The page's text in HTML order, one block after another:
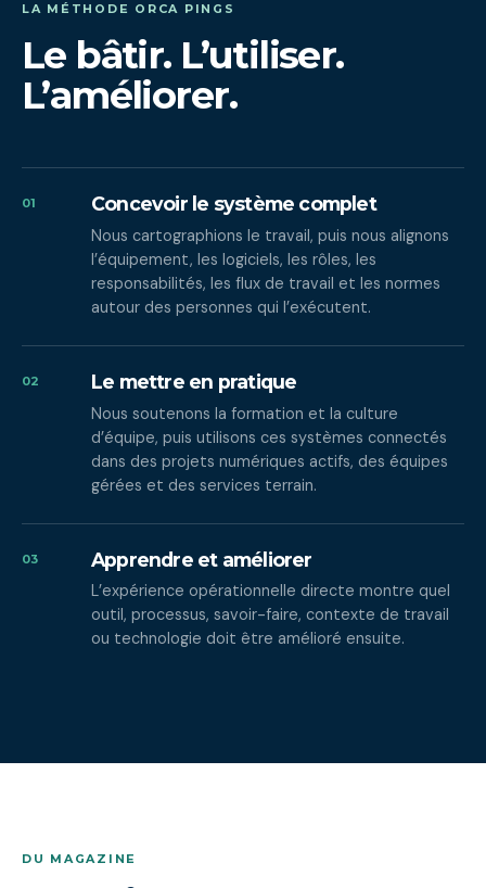
LA MÉTHODE ORCA PINGS
Le bâtir. L’utiliser.
L’améliorer.
01 Concevoir le système complet
Nous cartographions le travail, puis nous alignons
l’équipement, les logiciels, les rôles, les
responsabilités, les flux de travail et les normes
autour des personnes qui l’exécutent.
02 Le mettre en pratique
Nous soutenons la formation et la culture
d’équipe, puis utilisons ces systèmes connectés
dans des projets numériques actifs, des équipes
gérées et des services terrain.
03 Apprendre et améliorer
L’expérience opérationnelle directe montre quel
outil, processus, savoir-faire, contexte de travail
ou technologie doit être amélioré ensuite.
DU MAGAZINE